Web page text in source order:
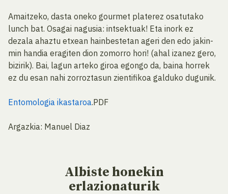
Amaitzeko, dasta oneko gourmet platerez osatutako
lunch bat. Osagai nagusia: intsektuak! Eta inork ez
dezala ahaztu etxean hainbestetan ageri den edo jakin-
min handia eragiten dion zomorro hori! (ahal izanez gero,
bizirik). Bai, lagun arteko giroa egongo da, baina horrek
ez du esan nahi zorroztasun zientifikoa galduko dugunik.
Entomologia ikastaroa.PDF
Argazkia: Manuel Diaz
Albiste honekin
erlazionaturik